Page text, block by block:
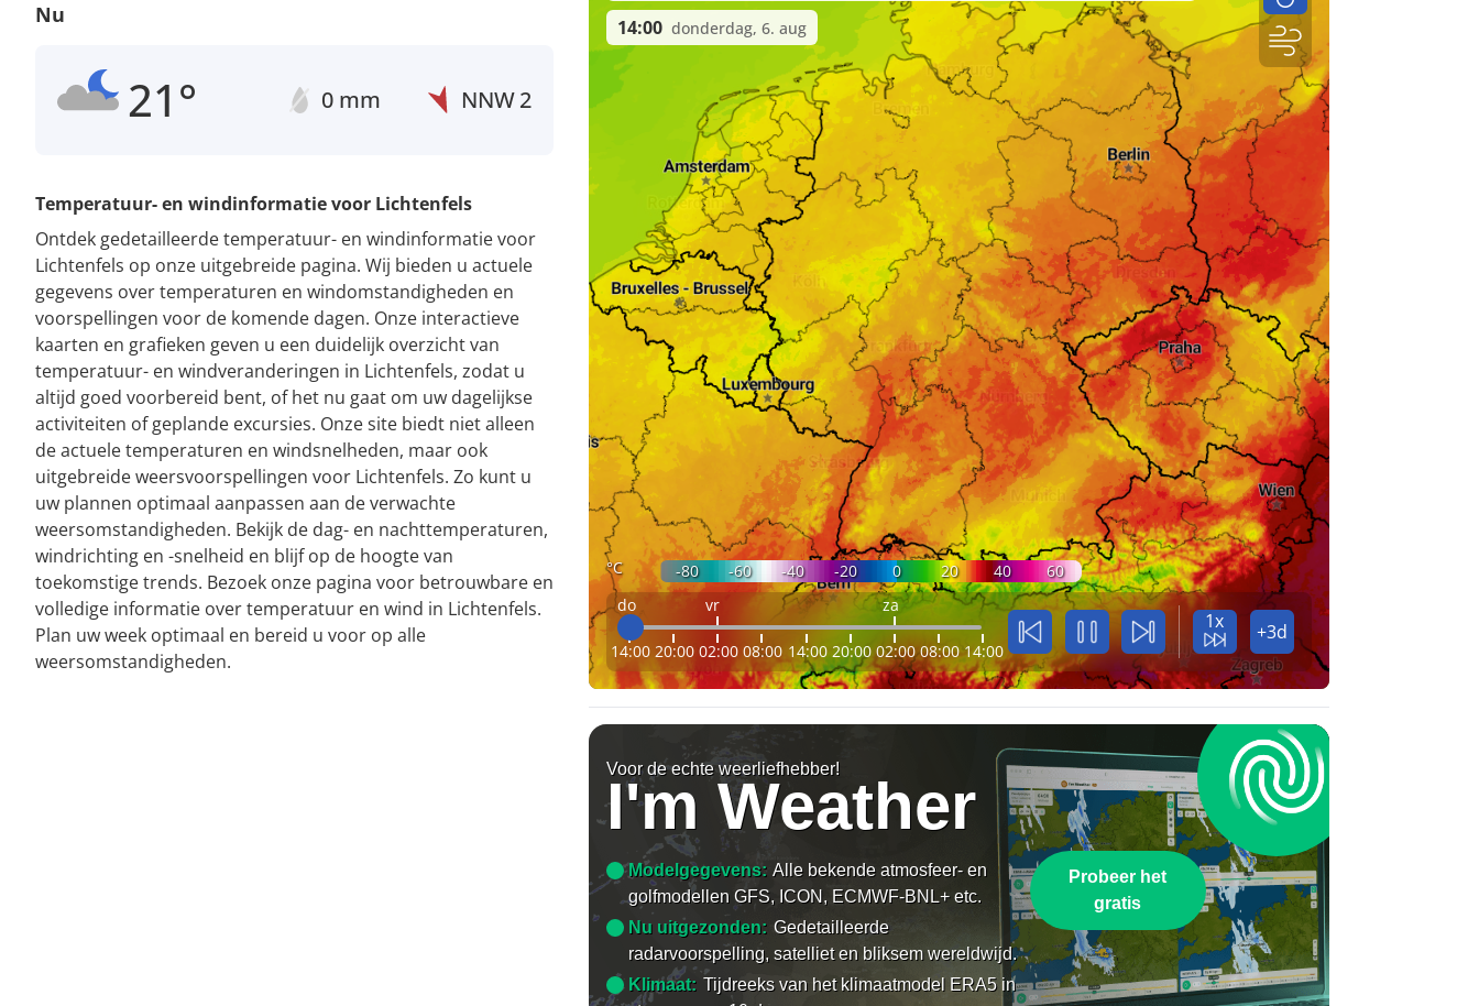
Nu
21° 0 mm NNW2
Temperatuur- en windinformatie voor Lichtenfels
Ontdek gedetailleerde temperatuur- en windinformatie voor
Lichtenfels op onze uitgebreide pagina. Wij bieden u actuele
gegevens over temperaturen en windomstandigheden en
voorspellingen voor de komende dagen. Onze interactieve
kaarten en grafieken geven u een duidelijk overzicht van
temperatuur- en windveranderingen in Lichtenfels, zodat u
altijd goed voorbereid bent, of het nu gaat om uw dagelijkse
activiteiten of geplande excursies. Onze site biedt niet alleen
de actuele temperaturen en windsnelheden, maar ook
uitgebreide weersvoorspellingen voor Lichtenfels. Zo kunt u
uw plannen optimaal aanpassen aan de verwachte
weersomstandigheden. Bekijk de dag- en nachttemperaturen,
windrichting en -snelheid en blijf op de hoogte van
toekomstige trends. Bezoek onze pagina voor betrouwbare en
volledige informatie over temperatuur en wind in Lichtenfels.
Plan uw week optimaal en bereid u voor op alle
weersomstandigheden.
°C -80 -60 -40 -20 0 20 40
60
do
vr za
14:00 20:00 02:00 08:00 14:00 20:00 02:00 08:00 14:00
1x +3d
14:00 donderdag, 6. aug
Voor de echte weerliefhebber!
I'm Weather
Modelgegevens: Alle bekende atmosfeer- en
golfmodellen GFS, ICON, ECMWF-BNL+ etc.
Nu uitgezonden: Gedetailleerde
radarvoorspelling, satelliet en bliksem wereldwijd.
Klimaat: Tijdreeks van het klimaatmodel ERA5 in
Probeer het
gratis